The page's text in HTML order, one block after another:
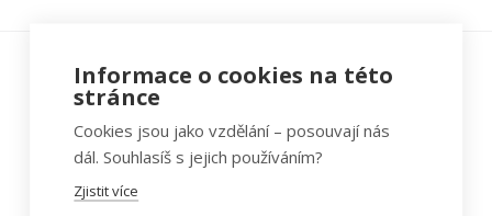
Informace o cookies na této
stránce
Cookies jsou jako vzdělání – posouvají nás
dál. Souhlasíš s jejich používáním?
Zjistit více